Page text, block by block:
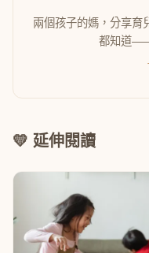
兩個孩子的媽，分享育
都知道——
💛 延伸閱讀